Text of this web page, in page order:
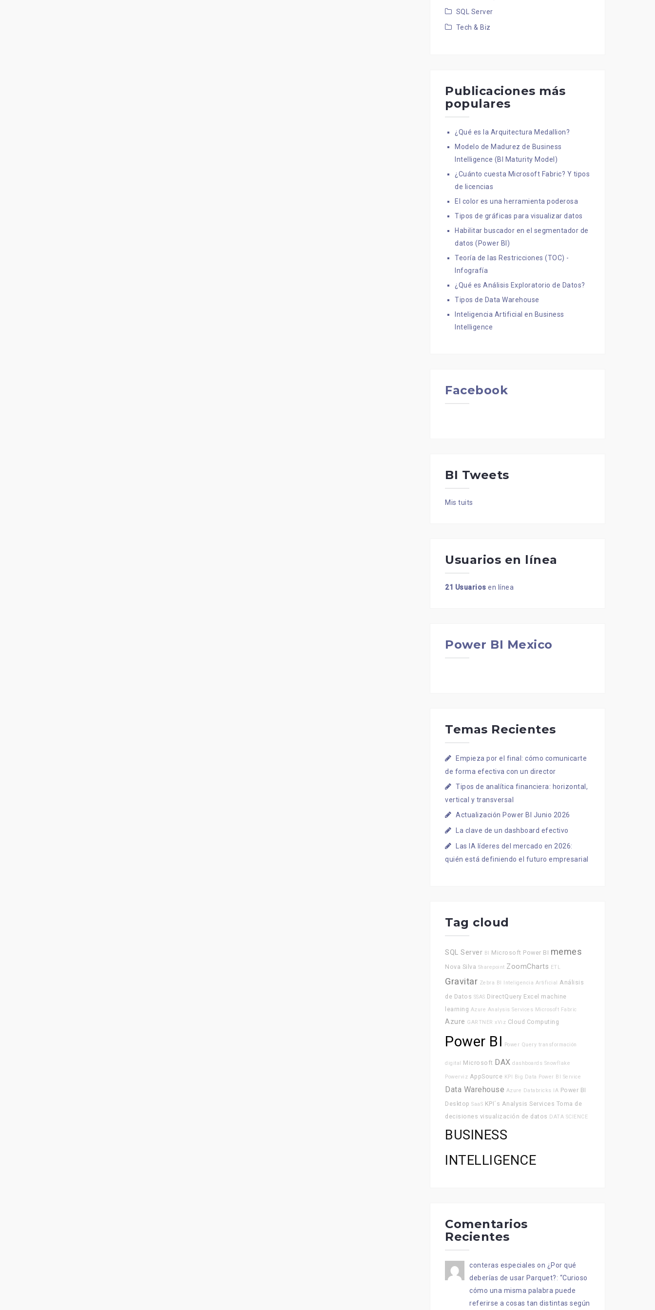
SQL Server
Tech & Biz
Publicaciones más
populares
¿Qué es la Arquitectura Medallion?
Modelo de Madurez de Business
Intelligence (BI Maturity Model)
¿Cuánto cuesta Microsoft Fabric? Y tipos
de licencias
El color es una herramienta poderosa
Tipos de gráficas para visualizar datos
Habilitar buscador en el segmentador de
datos (Power BI)
Teoría de las Restricciones (TOC) -
Infografía
¿Qué es Análisis Exploratorio de Datos?
Tipos de Data Warehouse
Inteligencia Artificial en Business
Intelligence
Facebook
BI Tweets
Mis tuits
Usuarios en línea
21 Usuarios en línea
Power BI Mexico
Temas Recientes
Empieza por el final: cómo comunicarte
de forma efectiva con un director
Tipos de analítica financiera: horizontal,
vertical y transversal
Actualización Power BI Junio 2026
La clave de un dashboard efectivo
Las IA líderes del mercado en 2026:
quién está definiendo el futuro empresarial
Tag cloud
SQL Server BI Microsoft Power BI memes
Nova Silva Sharepoint ZoomCharts ETL
Gravitar Zebra BI Inteligencia Artificial Análisis
de Datos SSAS DirectQuery Excel machine
learning Azure Analysis Services Microsoft Fabric
Azure GARTNER xViz Cloud Computing
Power BI Power Query transformación
digital Microsoft DAX dashboards Snowflake
Powerviz AppSource KPI Big Data Power BI Service
Data Warehouse Azure Databricks IA Power BI
Desktop SaaS KPI´s Analysis Services Toma de
decisiones visualización de datos DATA SCIENCE
BUSINESS
INTELLIGENCE
Comentarios
Recientes
conteras especiales on ¿Por qué
deberías de usar Parquet?: “Curioso
cómo una misma palabra puede
referirse a cosas tan distintas según